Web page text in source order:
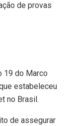
de provas
19 do Marco
estabeleceu
no Brasil.
de assegurar